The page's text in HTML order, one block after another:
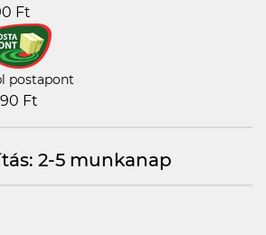
Ft
postapont
Ft
2-5 munkanap